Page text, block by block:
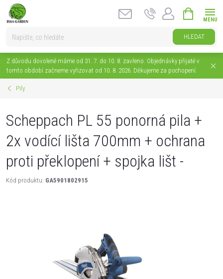
Přejít
HLEDAT
KOŠÍK
Z důvodu dovolené máme od 31. 7. do 10. 8. zavřeno. Objednávky přijaté v
tomto období začneme vyřizovat od 10. 8. 2026. Děkujeme za pochopení.
Pily
Scheppach PL 55 ponorná pila +
2x vodící lišta 700mm + ochrana
proti překlopení + spojka lišt -
Kód produktu: GA5901802915